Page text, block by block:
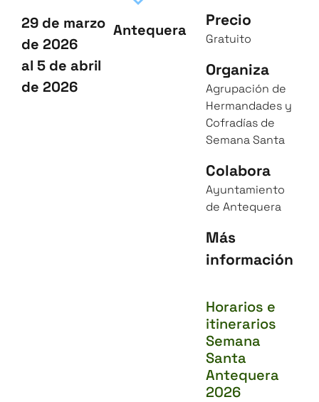
29 de marzo
de 2026
al 5 de abril
de 2026
Antequera
Precio
Gratuito
Organiza
Agrupación de
Hermandades y
Cofradías de
Semana Santa
Colabora
Ayuntamiento
de Antequera
Más
información
Horarios e
itinerarios
Semana
Santa
Antequera
2026